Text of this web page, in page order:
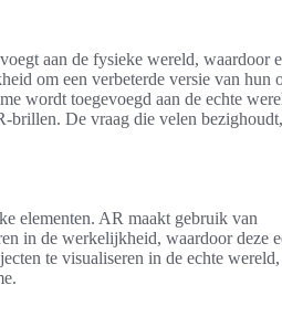
aan de fysieke wereld, waardoor
om een verbeterde versie van hun
wordt toegevoegd aan de echte
brillen. De vraag die velen
elementen. AR maakt gebruik van
in de werkelijkheid, waardoor deze
te visualiseren in de echte